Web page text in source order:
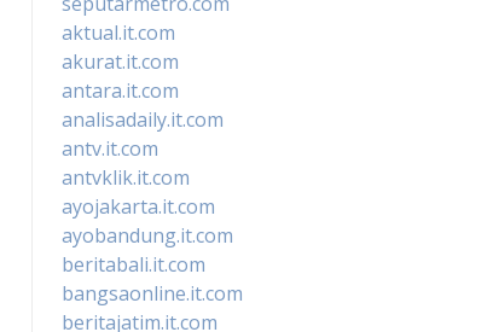
aktual.it.com
akurat.it.com
antara.it.com
analisadaily.it.com
antv.it.com
antvklik.it.com
ayojakarta.it.com
ayobandung.it.com
beritabali.it.com
bangsaonline.it.com
beritajatim.it.com